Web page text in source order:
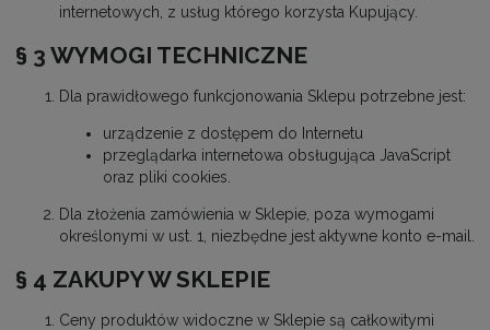
internetowych, z usług którego korzysta Kupujący.
§ 3 WYMOGI TECHNICZNE
Dla prawidłowego funkcjonowania Sklepu potrzebne jest:
urządzenie z dostępem do Internetu
przeglądarka internetowa obsługująca JavaScript
oraz pliki cookies.
Dla złożenia zamówienia w Sklepie, poza wymogami
określonymi w ust. 1, niezbędne jest aktywne konto e-mail.
§ 4 ZAKUPY W SKLEPIE
Ceny produktów widoczne w Sklepie są całkowitymi